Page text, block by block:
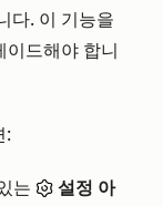
다. 이 기능을
이드해야 합니
:
는
설정 아